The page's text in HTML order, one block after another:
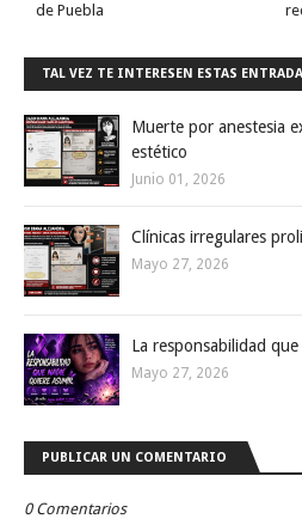
de Puebla
TAL VEZ TE INTERESEN ESTAS
Muerte por anestesia
estético
Junio 01, 2026
Clínicas irregulares
Mayo 27, 2026
La responsabilidad
Mayo 27, 2026
PUBLICAR UN COMENTARIO
0 Comentarios